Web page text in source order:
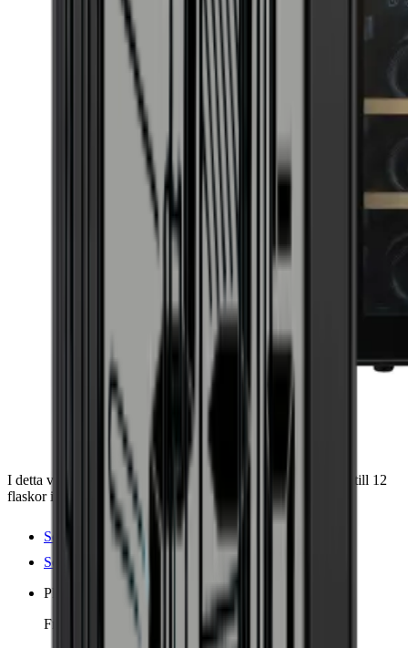
I detta vinkylskåp från danska Cavecool kan du förvara upp till 12
flaskor i två temperaturzoner.
Se produktdetaljer
Se specifikationer
Placering
Fristående